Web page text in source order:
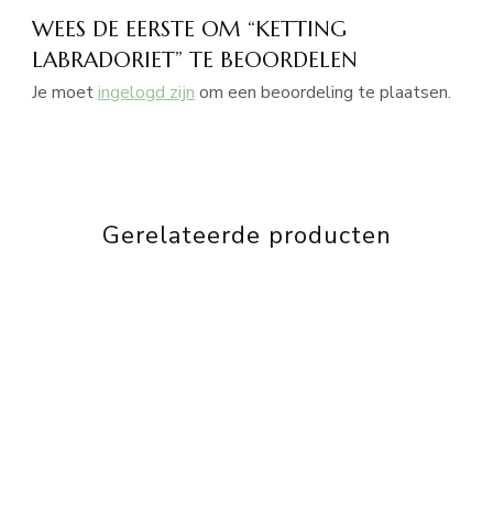
WEES DE EERSTE OM “KETTING
LABRADORIET” TE BEOORDELEN
Je moetingelogd zijn om een beoordeling te plaatsen.
Gerelateerde producten